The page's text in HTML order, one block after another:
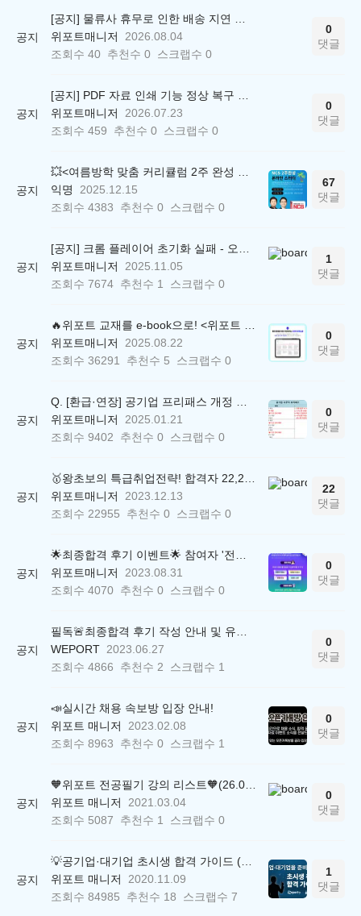
공지
위포트매니저
2026.08.04
조회수 40 추천수 0 스크랩수 0
0
댓글
공지
위포트매니저
2026.07.23
조회수 459 추천수 0 스크랩수 0
0
댓글
공지
익명
2025.12.15
조회수 4383 추천수 0 스크랩수 0
67
댓글
공지
위포트매니저
2025.11.05
조회수 7674 추천수 1 스크랩수 0
1
댓글
공지
위포트매니저
2025.08.22
조회수 36291 추천수 5 스크랩수 0
0
댓글
공지
위포트매니저
2025.01.21
조회수 9402 추천수 0 스크랩수 0
0
댓글
공지
위포트매니저
2023.12.13
조회수 22955 추천수 0 스크랩수 0
22
댓글
공지
위포트매니저
2023.08.31
조회수 4070 추천수 0 스크랩수 0
0
댓글
공지
WEPORT 2023.06.27
조회수 4866 추천수 2 스크랩수 1
0
댓글
공지
📣실시간 채용 속보방 입장 안내!
위포트 매니저
2023.02.08
조회수 8963 추천수 0 스크랩수 1
0
댓글
공지
위포트 매니저
2021.03.04
조회수 5087 추천수 1 스크랩수 0
0
댓글
공지
위포트 매니저
2020.11.09
조회수 84985 추천수 18 스크랩수 7
1
댓글